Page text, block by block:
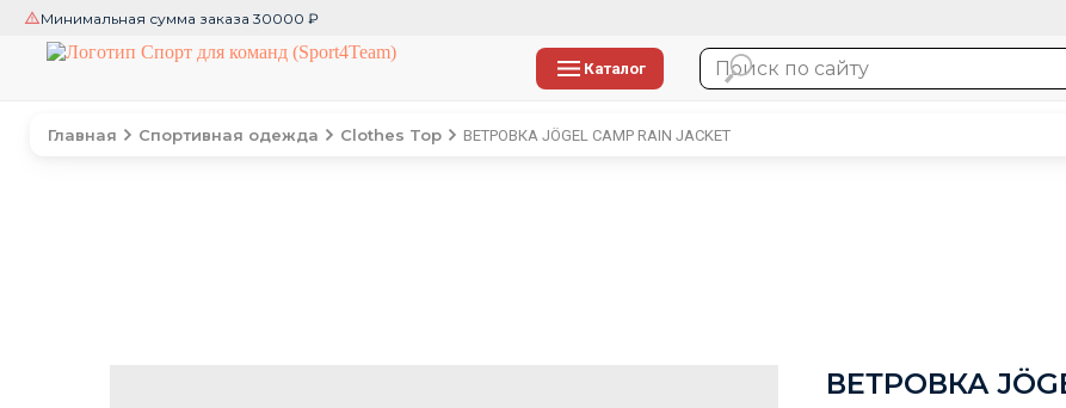
Минимальная сумма заказа 30000 ₽
Каталог
Главная Спортивная одежда Clothes Top ВЕТРОВКА JÖGEL CAMP RAIN JACKET
ВЕТРОВКА